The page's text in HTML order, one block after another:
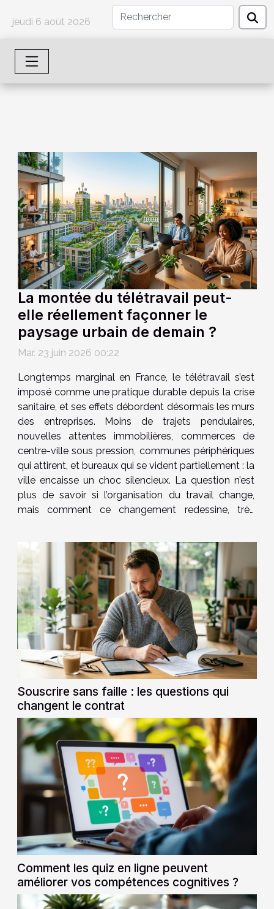
jeudi 6 août 2026
La montée du télétravail peut-
elle réellement façonner le
paysage urbain de demain ?
Mar. 23 juin 2026 00:22
Longtemps marginal en France, le télétravail s’est
imposé comme une pratique durable depuis la crise
sanitaire, et ses effets débordent désormais les murs
des entreprises. Moins de trajets pendulaires,
nouvelles attentes immobilières, commerces de
centre-ville sous pression, communes périphériques
qui attirent, et bureaux qui se vident partiellement : la
ville encaisse un choc silencieux. La question n’est
plus de savoir si l’organisation du travail change,
mais comment ce changement redessine, très
Souscrire sans faille : les questions qui
changent le contrat
Comment les quiz en ligne peuvent
améliorer vos compétences cognitives ?